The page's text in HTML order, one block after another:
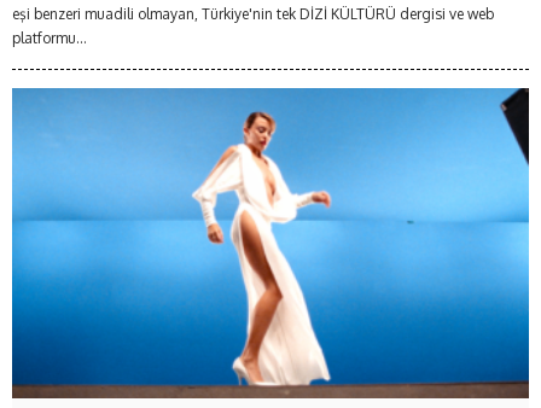
eşi benzeri muadili olmayan, Türkiye'nin tek DİZİ KÜLTÜRÜ dergisi ve web
platformu...